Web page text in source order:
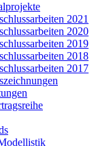
2021
2020
2019
2018
2017